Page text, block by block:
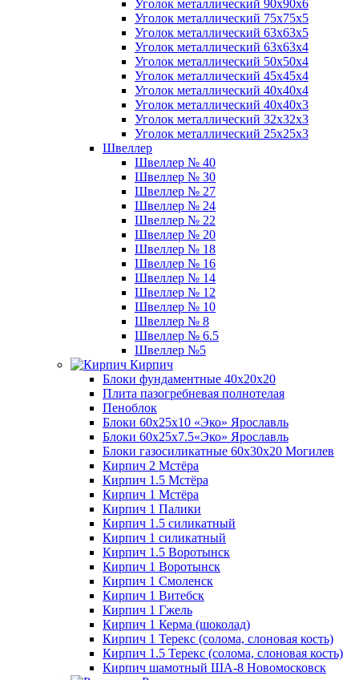
Уголок металлический 90х90х6
Уголок металлический 75х75х5
Уголок металлический 63х63х5
Уголок металлический 63х63х4
Уголок металлический 50х50х4
Уголок металлический 45х45х4
Уголок металлический 40х40х4
Уголок металлический 40х40х3
Уголок металлический 32х32х3
Уголок металлический 25х25х3
Швеллер
Швеллер № 40
Швеллер № 30
Швеллер № 27
Швеллер № 24
Швеллер № 22
Швеллер № 20
Швеллер № 18
Швеллер № 16
Швеллер № 14
Швеллер № 12
Швеллер № 10
Швеллер № 8
Швеллер № 6.5
Швеллер №5
Кирпич
Блоки фундаментные 40х20х20
Плита пазогребневая полнотелая
Пеноблок
Блоки 60х25х10 «Эко» Ярославль
Блоки 60х25х7.5«Эко» Ярославль
Блоки газосиликатные 60х30х20 Могилев
Кирпич 2 Мстёра
Кирпич 1.5 Мстёра
Кирпич 1 Мстёра
Кирпич 1 Палики
Кирпич 1.5 силикатный
Кирпич 1 силикатный
Кирпич 1.5 Воротынск
Кирпич 1 Воротынск
Кирпич 1 Смоленск
Кирпич 1 Витебск
Кирпич 1 Гжель
Кирпич 1 Керма (шоколад)
Кирпич 1 Терекс (солома, слоновая кость)
Кирпич 1.5 Терекс (солома, слоновая кость)
Кирпич шамотный ША-8 Новомосковск